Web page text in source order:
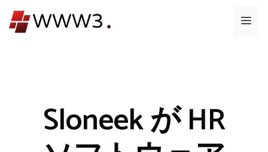
ン
メ
Sloneek が HR